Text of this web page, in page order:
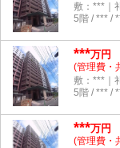
敷：***｜
5階 / *** /
***万円
(管理費・
敷：***｜
5階 / *** /
***万円
(管理費・